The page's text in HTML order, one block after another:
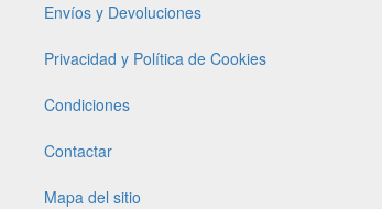
Envíos y Devoluciones
Privacidad y Política de Cookies
Condiciones
Contactar
Mapa del sitio